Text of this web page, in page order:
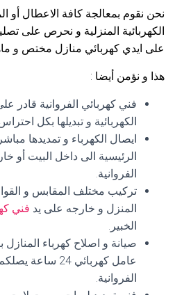
نحن نقوم بمعالجة كافة الاعطال أو
الكهربائية المنزلية و نحرص على
على ايدي كهربائي منازل مختص و
هذا و نؤمن أيضا :
فني كهربائي الفروانية قادر
الكهربائية و تبديلها بكل
ايصال الكهرباء و تمديدها
الرئيسية الى داخل البيت أو
الفروانية.
تركيب مختلف المقابس و
المنزل و خارجه على يد فني
الخبير.
صيانة و اصلاح كهرباء
عامل كهربائي 24
الفروانية.